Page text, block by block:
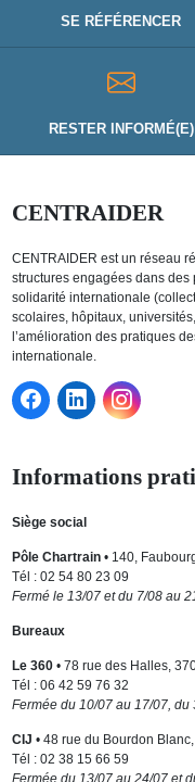
SE RÉFÉRENCER
RESTER INFORMÉ(E)
CENTRAIDER
CENTRAIDER est un réseau
structures engagées dans
solidarité internationale
scolaires, hôpitaux,
l’amélioration des pratiques
internationale.
Informations
Siège social
Pôle Chartrain• 140,
Tél : 02 54 80 23 09
Fermé le 13/07 et du 7/08 au
Bureaux
Le 360• 78 rue des Halles,
Tél : 06 42 59 76 32
Fermée du 10/07 au 17/07,
CIJ • 48 rue du Bourdon
Tél : 02 38 15 66 59
Fermée du 13/07 au 24/07 et